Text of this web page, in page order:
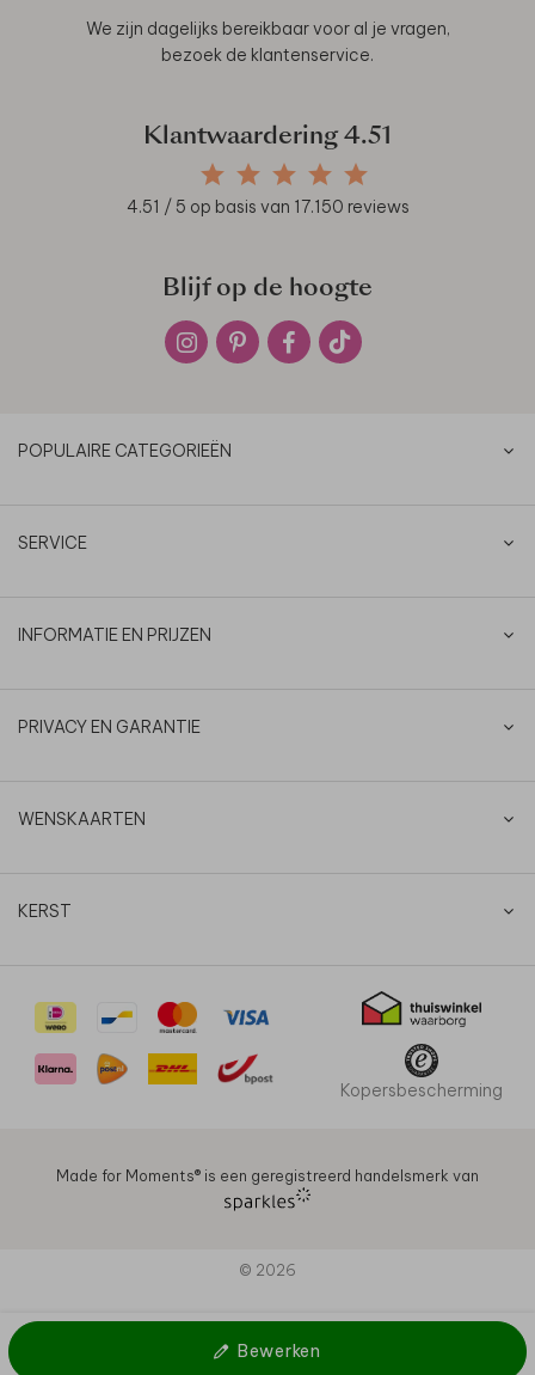
Bewerken
We zijn dagelijks bereikbaar voor al je vragen,
bezoek de klantenservice.
Klantwaardering 4.51
4.51 / 5 op basis van 17.150 reviews
Blijf op de hoogte
POPULAIRE CATEGORIEËN
SERVICE
INFORMATIE EN PRIJZEN
PRIVACY EN GARANTIE
WENSKAARTEN
KERST
Kopersbescherming
Made for Moments®️ is een geregistreerd handelsmerk van
© 2026